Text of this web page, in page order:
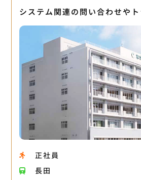
システム関連の問い合わせや
正社員
長田